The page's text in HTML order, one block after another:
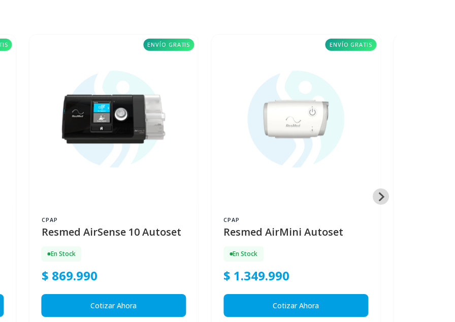
ENVÍO GRATIS
CPAP
Resmed AirSense 10 Autoset
En Stock
$ 869.990
Cotizar Ahora
ENVÍO GRATIS
CPAP
Resmed AirMini Autoset
En Stock
$ 1.349.990
Cotizar Ahora